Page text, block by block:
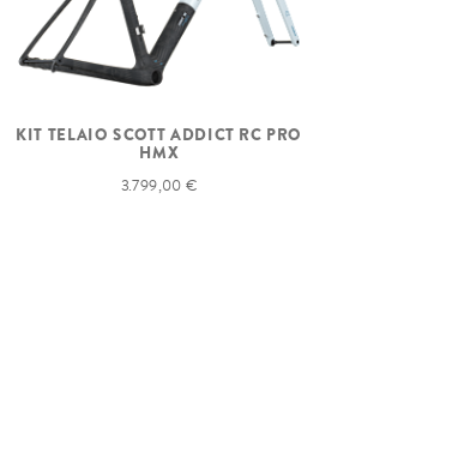
KIT TELAIO SCOTT ADDICT RC PRO
HMX
3.799,00 €